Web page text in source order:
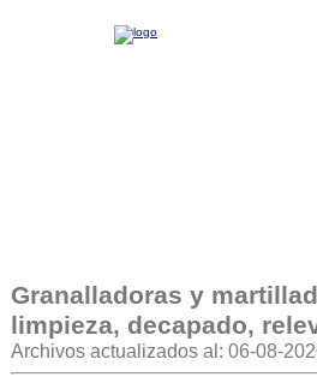
Granalladoras y
limpieza, decapado,
Archivos actualizados al: 06-08-